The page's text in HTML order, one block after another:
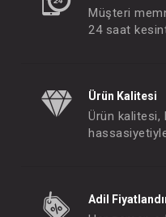
Müşteri
24 saat
Ürün Kalitesi
Ürün kalitesi,
Adil